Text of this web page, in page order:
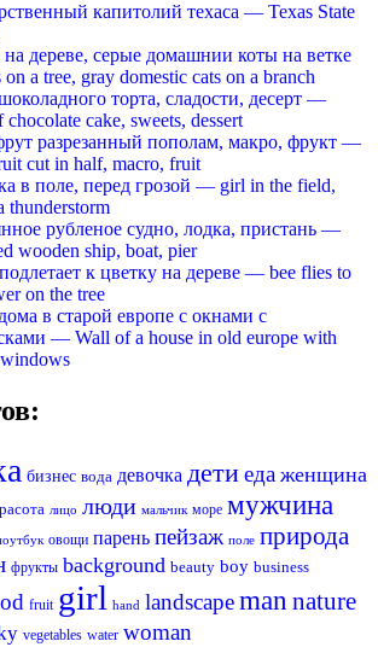
капитолий техаса — Texas State
дереве, серые домашнии коты на ветке
a tree, gray domestic cats on a branch
торта, сладости, десерт —
chocolate cake, sweets, dessert
разрезанный пополам, макро, фрукт —
cut in half, macro, fruit
в поле, перед грозой — girl in the field,
thunderstorm
рубленое судно, лодка, пристань —
wooden ship, boat, pier
к цветку на дереве — bee flies to
on the tree
в старой европе с окнами с
— Wall of a house in old europe with
бизнес вода девочка детиеда женщина
лицо люди мальчик море мужчина
овощи парень пейзаж поле природа
фрукты background beauty boy business
fruit girl hand landscapeman nature
vegetables water woman